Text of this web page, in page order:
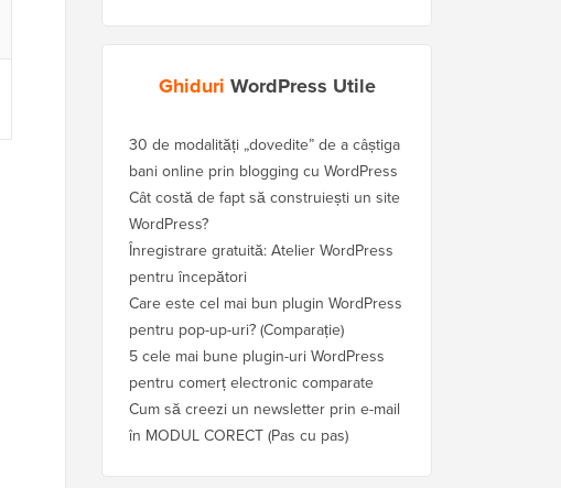
Ghiduri WordPress Utile
30 de modalități „dovedite” de a câștiga
bani online prin blogging cu WordPress
Cât costă de fapt să construiești un site
WordPress?
Înregistrare gratuită: Atelier WordPress
pentru începători
Care este cel mai bun plugin WordPress
pentru pop-up-uri? (Comparație)
5 cele mai bune plugin-uri WordPress
pentru comerț electronic comparate
Cum să creezi un newsletter prin e-mail
în MODUL CORECT (Pas cu pas)